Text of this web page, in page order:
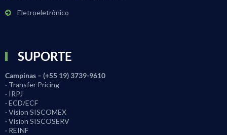
Eletroeletrônico
SUPORTE
Campinas – (+55 19) 3739-9610
· Transfer Pricing
· IRPJ
· ECD/ECF
· Vision SISCOMEX
· Vision SISCOSERV
· REINF